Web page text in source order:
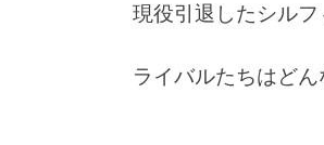
現役引退したシル
ライバルたちはど